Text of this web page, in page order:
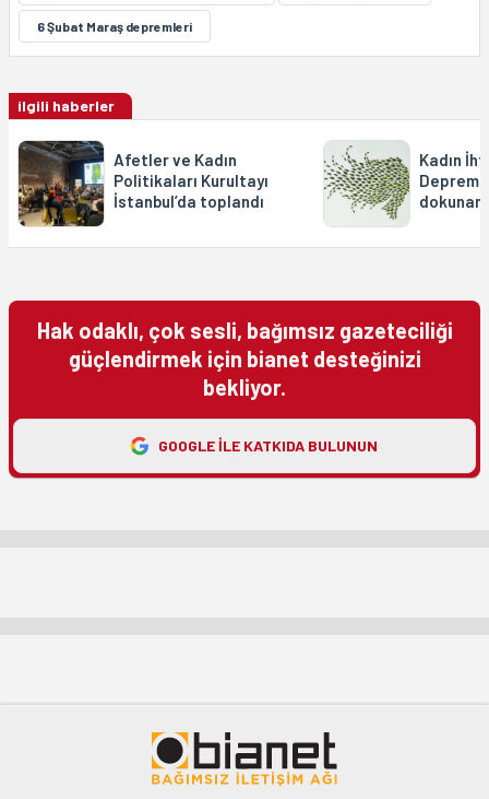
6 Şubat Maraş depremleri
ilgili haberler
Afetler ve Kadın
Politikaları Kurultayı
İstanbul’da toplandı
Kadın
dokunan
Hak odaklı, çok sesli, bağımsız gazeteciliği
güçlendirmek için bianet desteğinizi
bekliyor.
GOOGLE ILE KATKIDA BULUNUN